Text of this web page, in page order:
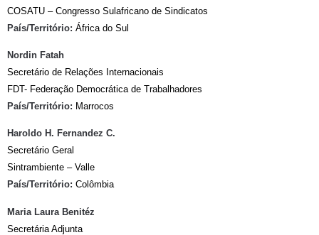
COSATU – Congresso Sulafricano de Sindicatos
País/Território: África do Sul
Nordin Fatah
Secretário de Relações Internacionais
FDT- Federação Democrática de Trabalhadores
País/Território: Marrocos
Haroldo H. Fernandez C.
Secretário Geral
Sintrambiente – Valle
País/Território: Colômbia
Maria Laura Benitéz
Secretária Adjunta